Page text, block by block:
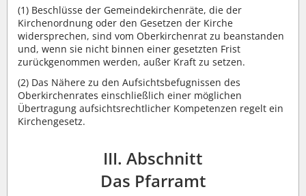
(1) Beschlüsse der Gemeindekirchenräte, die der
Kirchenordnung oder den Gesetzen der Kirche
widersprechen, sind vom Oberkirchenrat zu beanstanden
und, wenn sie nicht binnen einer gesetzten Frist
zurückgenommen werden, außer Kraft zu setzen.
(2) Das Nähere zu den Aufsichtsbefugnissen des
Oberkirchenrates einschließlich einer möglichen
Übertragung aufsichtsrechtlicher Kompetenzen regelt ein
Kirchengesetz.
III. Abschnitt
Das Pfarramt